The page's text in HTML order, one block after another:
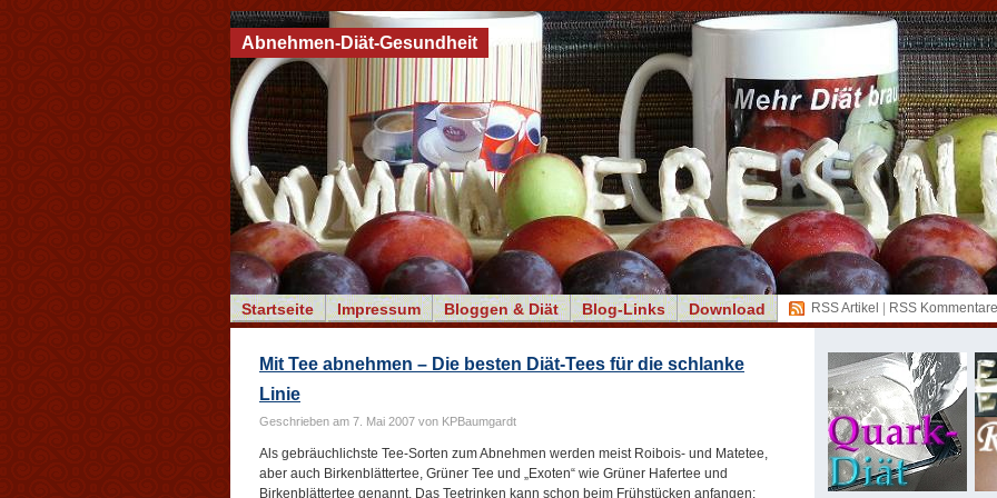
Startseite Impressum Bloggen & Diät Blog-Links Download RSS Artikel RSS Kommentare
Abnehmen-Diät-Gesundheit
Mit Tee abnehmen – Die besten Diät-Tees für die schlanke
Linie
Geschrieben am 7. Mai 2007 von KPBaumgardt
Als gebräuchlichste Tee-Sorten zum Abnehmen werden meist Roibois- und Matetee,
aber auch Birkenblättertee, Grüner Tee und „Exoten“ wie Grüner Hafertee und
Birkenblättertee genannt. Das Teetrinken kann schon beim Frühstücken anfangen: